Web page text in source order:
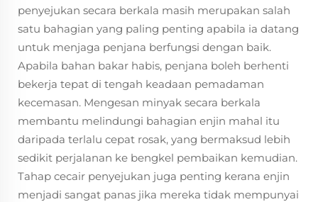
penyejukan secara berkala masih merupakan salah
satu bahagian yang paling penting apabila ia datang
untuk menjaga penjana berfungsi dengan baik.
Apabila bahan bakar habis, penjana boleh berhenti
bekerja tepat di tengah keadaan pemadaman
kecemasan. Mengesan minyak secara berkala
membantu melindungi bahagian enjin mahal itu
daripada terlalu cepat rosak, yang bermaksud lebih
sedikit perjalanan ke bengkel pembaikan kemudian.
Tahap cecair penyejukan juga penting kerana enjin
menjadi sangat panas jika mereka tidak mempunyai